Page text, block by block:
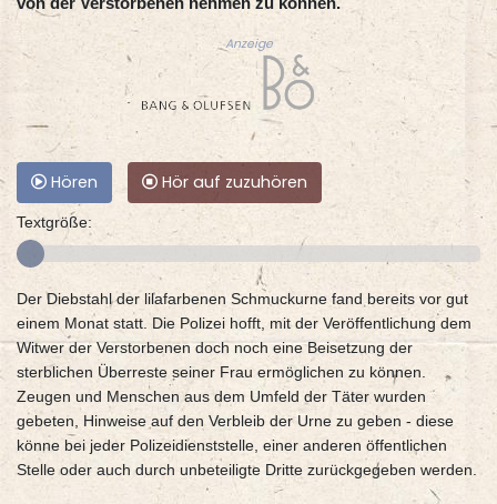
Anzeige
Hören Hör auf zuzuhören
Textgröße:
Der Diebstahl der lilafarbenen Schmuckurne fand bereits vor gut
einem Monat statt. Die Polizei hofft, mit der Veröffentlichung dem
Witwer der Verstorbenen doch noch eine Beisetzung der
sterblichen Überreste seiner Frau ermöglichen zu können.
Zeugen und Menschen aus dem Umfeld der Täter wurden
gebeten, Hinweise auf den Verbleib der Urne zu geben - diese
könne bei jeder Polizeidienststelle, einer anderen öffentlichen
Stelle oder auch durch unbeteiligte Dritte zurückgegeben werden.